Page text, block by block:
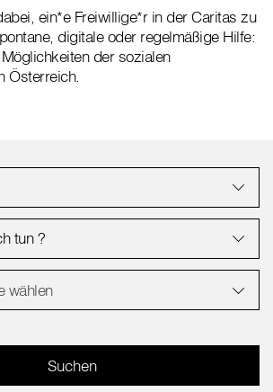
ein*e Freiwillige*r in der Caritas zu
digitale oder regelmäßige Hilfe:
der sozialen
Österreich.
tun ?
wählen